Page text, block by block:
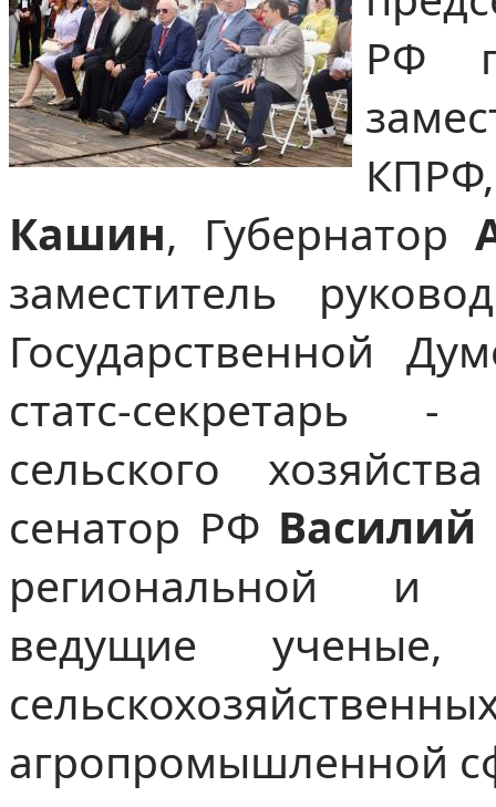
РФ
Кашин, Губернатор
заместитель
Государственной
статс-секретарь
сельского
сенатор РФ Василий
региональной и
ведущие ученые,
агропромышленной